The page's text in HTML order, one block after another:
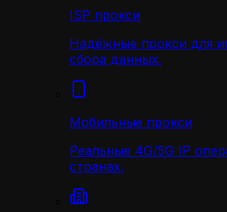
ISP прокси
Надёжные прокси для
сбора данных.
Мобильные прокси
Реальные 4G/5G IP
странах.